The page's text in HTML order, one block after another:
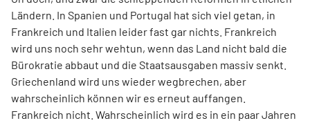
Ländern. In Spanien und Portugal hat sich viel getan, in
Frank­reich und Italien leider fast gar nichts. Frankreich
wird uns noch sehr wehtun, wenn das Land nicht bald die
Bürokratie abbaut und die Staatsausgaben massiv senkt.
Griechenland wird uns wieder wegbrechen, aber
wahrscheinlich können wir es erneut auffangen.
Frankreich nicht. Wahrscheinlich wird es in ein paar Jahren